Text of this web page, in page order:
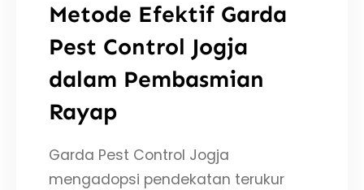
Metode Efektif Garda
Pest Control Jogja
dalam Pembasmian
Rayap
Garda Pest Control Jogja
mengadopsi pendekatan terukur